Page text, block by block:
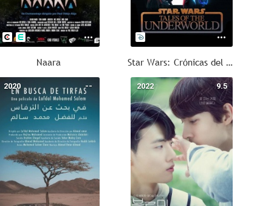
Naara Star Wars: Crónicas del submundo
--
2020 9.5
2022